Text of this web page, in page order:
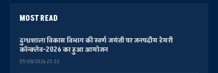
MOST READ
दुग्धशाला विकास विभाग की स्वर्ण जयंती पर जनपदीय डेयरी
कॉन्क्लेव-2026 का हुआ आयोजन
05/08/2026 23:33